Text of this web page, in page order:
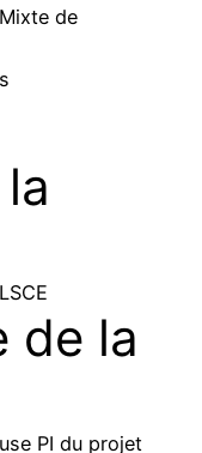
de
de la
PI du projet